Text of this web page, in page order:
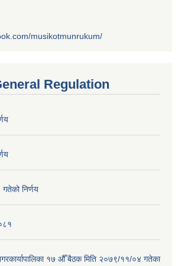
musikotmunrukum/
Regulation
निर्णय
१७ औँ बैठक मिति २०७९/११/०४ गतेका